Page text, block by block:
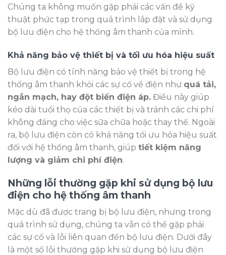
Chúng ta không muốn gặp phải các vấn đề kỹ
thuật phức tạp trong quá trình lắp đặt và sử dụng
bộ lưu điện cho hệ thống âm thanh của mình.
Khả năng bảo vệ thiết bị và tối ưu hóa hiệu suất
Bộ lưu điện có tính năng bảo vệ thiết bị trong hệ
thống âm thanh khỏi các sự cố về điện như quá tải,
ngắn mạch, hay đột biến điện áp. Điều này giúp
kéo dài tuổi thọ của các thiết bị và tránh các chi phí
không đáng cho việc sữa chữa hoặc thay thế. Ngoài
ra, bộ lưu điện còn có khả năng tối ưu hóa hiệu suất
đối với hệ thống âm thanh, giúp tiết kiệm năng
lượng và giảm chi phí điện.
Những lỗi thường gặp khi sử dụng bộ lưu
điện cho hệ thống âm thanh
Mặc dù đã được trang bị bộ lưu điện, nhưng trong
quá trình sử dụng, chúng ta vẫn có thể gặp phải
các sự cố và lỗi liên quan đến bộ lưu điện. Dưới đây
là một số lỗi thường gặp khi sử dụng bộ lưu điện